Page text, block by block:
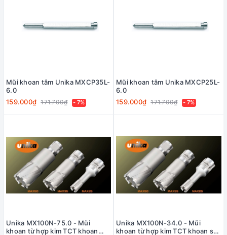
Mũi khoan tâm Unika MXCP35L-
6.0
159.000₫ 171.700₫ - 7%
Mũi khoan tâm Unika MXCP25L-
6.0
159.000₫ 171.700₫ - 7%
Unika MX100N-75.0 - Mũi
khoan từ hợp kim TCT khoan
Unika MX100N-34.0 - Mũi
khoan từ hợp kim TCT khoan sâu